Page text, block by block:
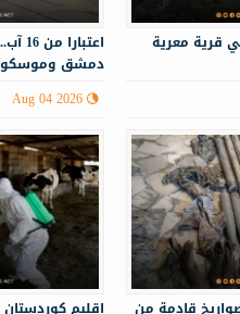
دمشق وموسكو
Aug 04 2026
قرية معرية
إقليم
قادمة من